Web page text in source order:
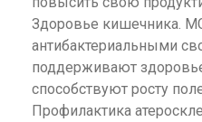
Здоровье кишечника.
антибактериальными
поддерживают
способствуют росту
Профилактика